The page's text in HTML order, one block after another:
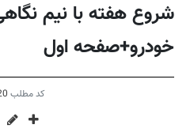
شروع هفته با نیم
خودرو+صفحه اول
کد مطلب